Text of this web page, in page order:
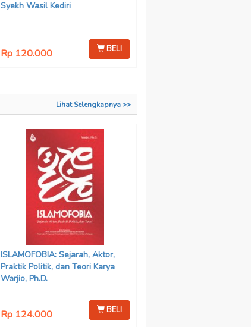
Syekh Wasil Kediri
Rp 120.000 BELI
Lihat Selengkapnya >>
ISLAMOFOBIA: Sejarah, Aktor,
Praktik Politik, dan Teori Karya
Warjio, Ph.D.
Rp 124.000 BELI